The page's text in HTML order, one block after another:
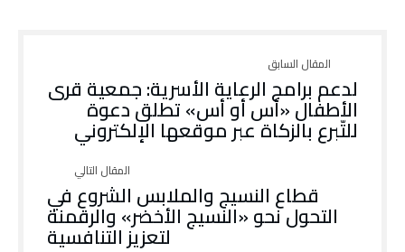
لدعم برامج الرعاية الأسرية: جمعية قرى
الأطفال «أس أو أس» تطلق دعوة
للتّبرع بالزكاة عبر موقعها الإلكتروني
قطاع النسيج والملابس الشروع في
التحول نحو «النسيج الأخضر» والرقمنة
لتعزيز التنافسية